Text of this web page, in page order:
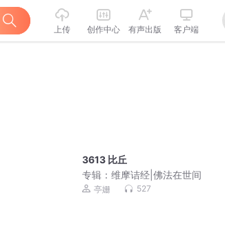
上传 创作中心 有声出版 客户端
3613 比丘
专辑：维摩诘经|佛法在世间
亭姗 527